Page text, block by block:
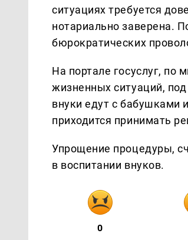
ситуациях требуется
нотариально заверена.
бюрократических
На портале госуслуг, по
жизненных ситуаций,
внуки едут с бабушками
приходится принимать
Упрощение процедуры,
в воспитании внуков.
0